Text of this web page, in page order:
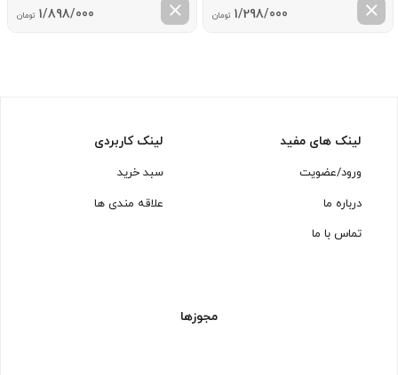
1/298/000 تومان 1/898/000 تومان
لینک های مفید
ورود/عضویت
درباره ما
تماس با ما
لینک کاربردی
سبد خرید
علاقه مندی ها
مجوزها